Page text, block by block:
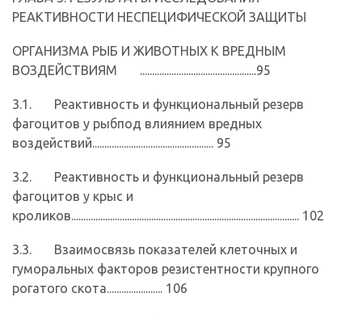
РЕАКТИВНОСТИ НЕСПЕЦИФИЧЕСКОЙ ЗАЩИТЫ
ОРГАНИЗМА РЫБ И ЖИВОТНЫХ К ВРЕДНЫМ
ВОЗДЕЙСТВИЯМ ................................................95
3.1. Реактивность и функциональный резерв
фагоцитов у рыбпод влиянием вредных
воздействий.................................................. 95
3.2. Реактивность и функциональный резерв
фагоцитов у крыс и
кроликов.............................................................................................. 102
3.3. Взаимосвязь показателей клеточных и
гуморальных факторов резистентности крупного
рогатого скота....................... 106